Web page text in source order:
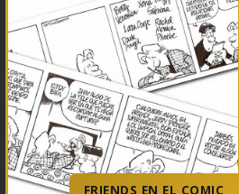
FRIENDS EN EL COMIC